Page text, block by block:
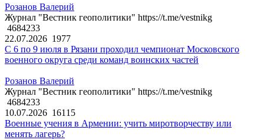
Розанов Валерий
Журнал "Вестник геополитики" https://t.me/vestnikg
4684233
22.07.2026 1977
С 6 по 9 июля в Рязани проходил чемпионат Московского
военного округа среди команд воинских частей
Розанов Валерий
Журнал "Вестник геополитики" https://t.me/vestnikg
4684233
10.07.2026 16115
Военные учения в Армении: учить миротворчеству или
менять лагерь?